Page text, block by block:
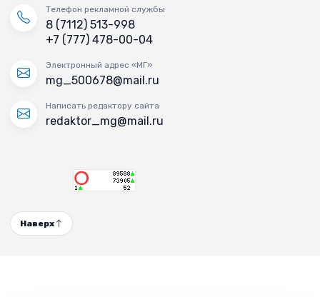
Телефон рекламной службы
8 (7112) 513-998
+7 (777) 478-00-04
Электронный адрес «МГ»
mg_500678@mail.ru
Написать редактору сайта
redaktor_mg@mail.ru
Наверх